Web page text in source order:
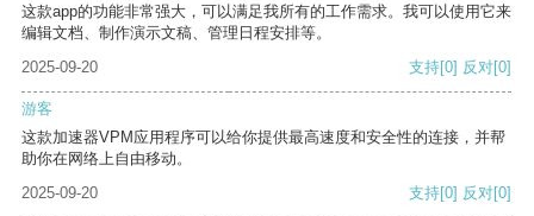
这款app的功能非常强大，可以满足我所有的工作需求。我可以使用它来
编辑文档、制作演示文稿、管理日程安排等。
2025-09-20
支持[0] 反对[0]
游客
这款加速器VPM应用程序可以给你提供最高速度和安全性的连接，并帮
助你在网络上自由移动。
2025-09-20
支持[0] 反对[0]